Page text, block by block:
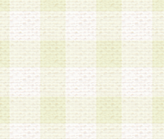
お、当社は、当該委託
せるとともに、本規約
を使用させるものとし ま
景品、調査サンプル品
等の問い合わせなどへ
はグループ形式による